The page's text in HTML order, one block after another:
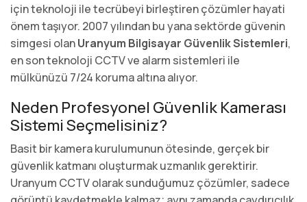
için teknoloji ile tecrübeyi birleştiren çözümler hayati
önem taşıyor. 2007 yılından bu yana sektörde güvenin
simgesi olanUranyum Bilgisayar Güvenlik Sistemleri,
en son teknoloji CCTV ve alarm sistemleri ile
mülkünüzü 7/24 koruma altına alıyor.
Neden Profesyonel Güvenlik Kamerası
Sistemi Seçmelisiniz?
Basit bir kamera kurulumunun ötesinde, gerçek bir
güvenlik katmanı oluşturmak uzmanlık gerektirir.
Uranyum CCTV olarak sunduğumuz çözümler, sadece